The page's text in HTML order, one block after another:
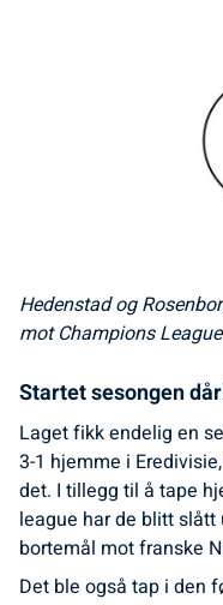
Hedenstad og
mot Champions
Startet sesongen
Laget fikk endelig en
3-1 hjemme i
det. I tillegg til å tape
league har de blitt
bortemål mot franske
Det ble også tap i den